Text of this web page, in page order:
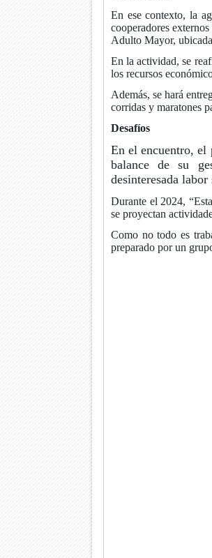
En ese contexto, la
cooperadores
Adulto Mayor,
En la actividad, se
los recursos
Además, se hará
corridas y maratones
Desafíos
En el encuentro, el
balance de su
desinteresada labor
Durante el 2024,
se proyectan
Como no todo es
preparado por un